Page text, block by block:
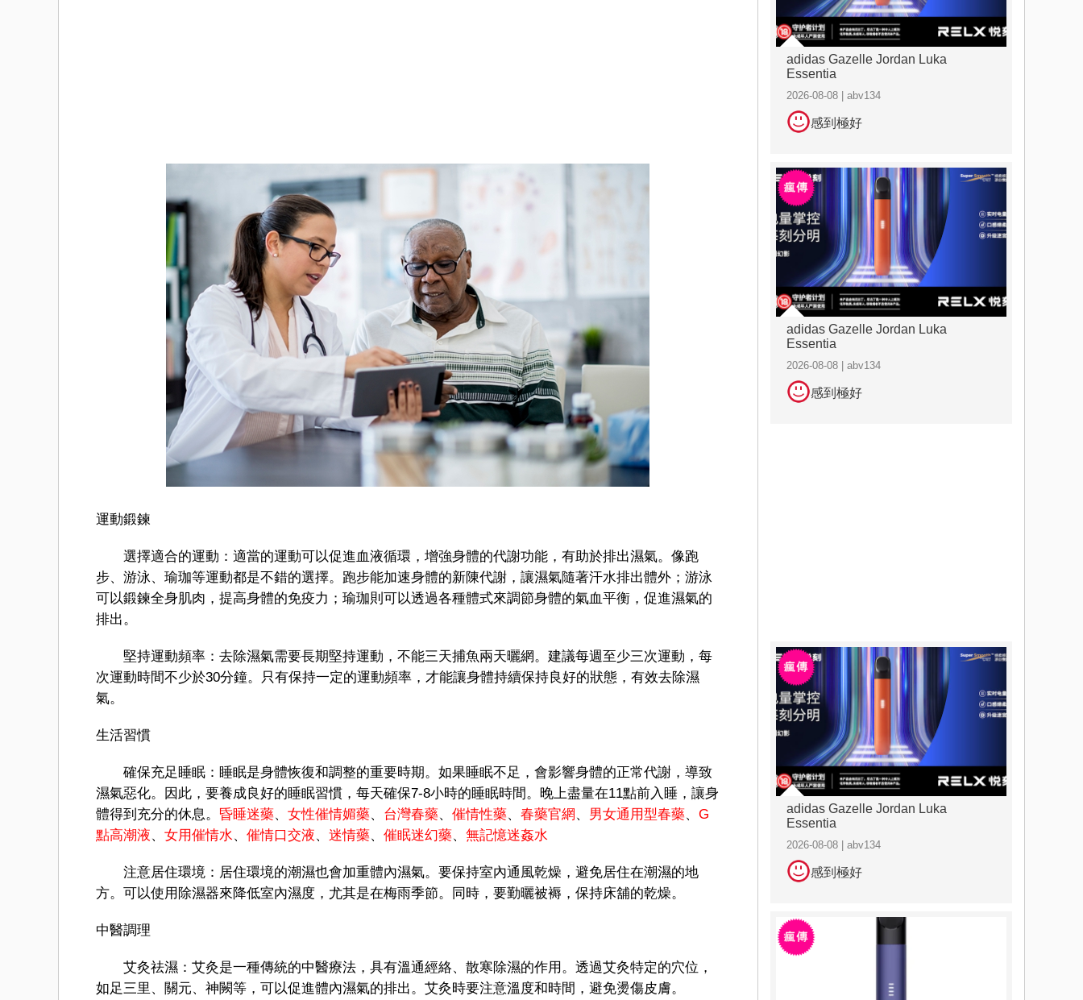
運動鍛鍊
選擇適合的運動：適當的運動可以促進血液循環，增強身體的代謝功能，有助於排出濕氣。像跑
步、游泳、瑜珈等運動都是不錯的選擇。跑步能加速身體的新陳代謝，讓濕氣隨著汗水排出體外；游泳
可以鍛鍊全身肌肉，提高身體的免疫力；瑜珈則可以透過各種體式來調節身體的氣血平衡，促進濕氣的
排出。
堅持運動頻率：去除濕氣需要長期堅持運動，不能三天捕魚兩天曬網。建議每週至少三次運動，每
次運動時間不少於30分鐘。只有保持一定的運動頻率，才能讓身體持續保持良好的狀態，有效去除濕
氣。
生活習慣
確保充足睡眠：睡眠是身體恢復和調整的重要時期。如果睡眠不足，會影響身體的正常代謝，導致
濕氣惡化。因此，要養成良好的睡眠習慣，每天確保7-8小時的睡眠時間。晚上盡量在11點前入睡，讓身
體得到充分的休息。 昏睡迷藥、 女性催情媚藥、 台灣春藥、 催情性藥、 春藥官網 、 男女通用型春藥、 G
點高潮液、 女用催情水、 催情口交液、 迷情藥、 催眠迷幻藥、 無記憶迷姦水
注意居住環境：居住環境的潮濕也會加重體內濕氣。要保持室內通風乾燥，避免居住在潮濕的地
方。可以使用除濕器來降低室內濕度，尤其是在梅雨季節。同時，要勤曬被褥，保持床舖的乾燥。
中醫調理
艾灸祛濕：艾灸是一種傳統的中醫療法，具有溫通經絡、散寒除濕的作用。透過艾灸特定的穴位，
如足三里、關元、神闕等，可以促進體內濕氣的排出。艾灸時要注意溫度和時間，避免燙傷皮膚。
adidas Gazelle Jordan Luka
Essentia
2026-08-08 | abv134
感到極好
adidas Gazelle Jordan Luka
Essentia
2026-08-08 | abv134
感到極好
adidas Gazelle Jordan Luka
Essentia
2026-08-08 | abv134
感到極好